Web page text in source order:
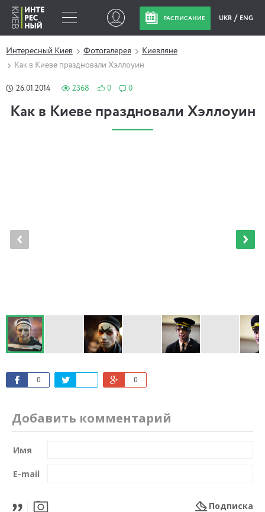
РАСПИСАНИЕ UKR ENG
Интересный Киев Фотогалерея
Киевляне
Как в Киеве праздновали Хэллоуин
26.01.2014 2368 0 0
Как в Киеве праздновали Хэллоуин
0 0
Добавить комментарий
Имя
E-mail
Подписка